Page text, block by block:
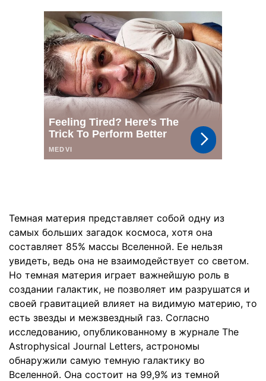
Темная материя представляет собой одну из
самых больших загадок космоса, хотя она
составляет 85% массы Вселенной. Ее нельзя
увидеть, ведь она не взаимодействует со светом.
Но темная материя играет важнейшую роль в
создании галактик, не позволяет им разрушатся и
своей гравитацией влияет на видимую материю, то
есть звезды и межзвездный газ. Согласно
исследованию, опубликованному в журнале The
Astrophysical Journal Letters, астрономы
обнаружили самую темную галактику во
Вселенной. Она состоит на 99,9% из темной